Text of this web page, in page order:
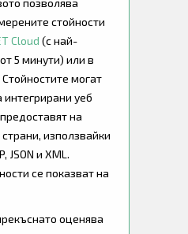
позволява
стойности
Cloud (с най-
5 минути) или в
Стойностите могат
интегрирани уеб
на
използвайки
JSON и XML.
се показват на
оценява